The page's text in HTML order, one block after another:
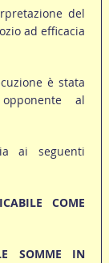
del
ad efficacia
è stata
al
ai seguenti
COME
SOMME IN